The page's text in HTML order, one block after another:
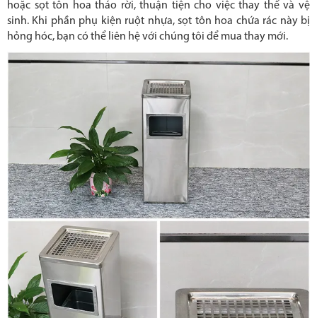
hoặc sọt tôn hoa tháo rời, thuận tiện cho việc thay thế và vệ
sinh. Khi phần phụ kiện ruột nhựa, sọt tôn hoa chứa rác này bị
hỏng hóc, bạn có thể liên hệ với chúng tôi để mua thay mới.